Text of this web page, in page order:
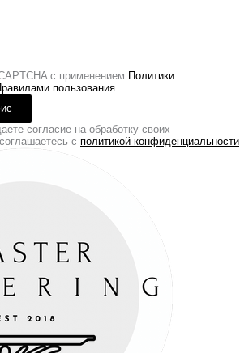
с применением Политики
пользования.
согласие на обработку своих
с политикой конфиденциальности